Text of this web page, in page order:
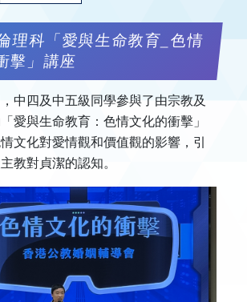
理科「愛與生命教育_色情
擊」講座
中四及中五級同學參與了由宗教及
愛與生命教育：色情文化的衝擊」
文化對愛情觀和價值觀的影響，引
教對貞潔的認知。